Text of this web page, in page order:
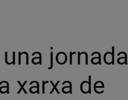
jornada
xarxa de